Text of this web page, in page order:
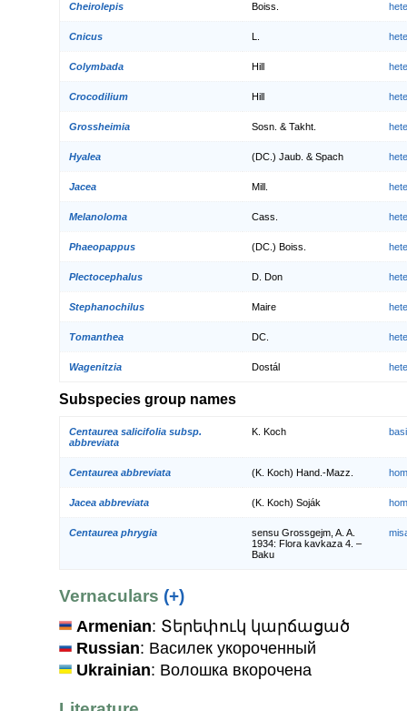
Cheirolepis Boiss.
Cnicus
Colymbada Hill
Crocodilium Hill
Grossheimia Sosn. & Takht.
Hyalea (DC.) Jaub. & Spach
Jacea Mill.
Melanoloma Cass.
Phaeopappus (DC.) Boiss.
Plectocephalus D. Don
Stephanochilus Maire
Tomanthea DC.
Wagenitzia Dostál
Subspecies group names
Centaurea salicifolia subsp.
abbreviata
K. Koch
Centaurea abbreviata (K. Koch) Hand.-Mazz.
Jacea abbreviata (K. Koch) Soják
Centaurea phrygia
sensu Grossgejm, A. A.
1934: Flora kavkaza 4. –
Baku
Vernaculars (+)
Armenian: Տերեփուկ կարճացած
Russian: Василек укороченный
Ukrainian: Волошка вкорочена